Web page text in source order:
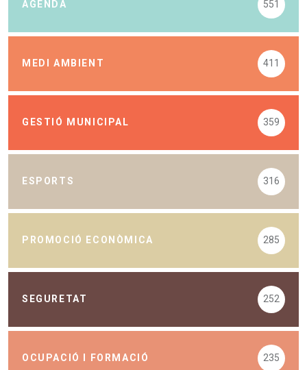
AGENDA 551
MEDI AMBIENT 411
GESTIÓ MUNICIPAL 359
ESPORTS 316
PROMOCIÓ ECONÒMICA 285
SEGURETAT 252
OCUPACIÓ I FORMACIÓ 235